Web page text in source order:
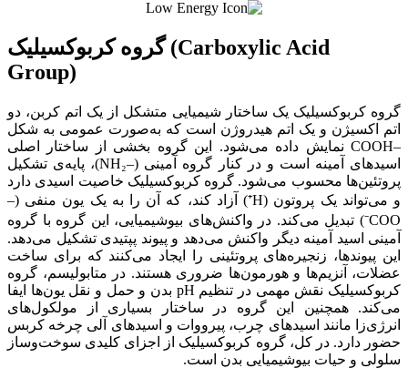
گروه کربوکسیلیک (Carboxylic Acid
Group)
گروه کربوکسیلیک یک ساختار شیمیایی متشکل از یک اتم کربن، دو
اتم اکسیژن و یک اتم هیدروژن است که به‌صورت عمومی به شکل
–COOH نمایش داده می‌شود. این گروه بخشی از ساختار اصلی
اسیدهای آمینه است و در کنار گروه آمینی (–NH₂)، پایه‌ی تشکیل
پروتئین‌ها محسوب می‌شود. گروه کربوکسیلیک خاصیت اسیدی دارد
و می‌تواند یک پروتون (H⁺) آزاد کند، که آن را به یک یون منفی (–
COO⁻) تبدیل می‌کند. در واکنش‌های بیوشیمیایی، این گروه با گروه
آمینی اسید آمینه دیگر واکنش می‌دهد و پیوند پپتیدی تشکیل می‌دهد.
این پیوندها، زنجیره‌های پروتئینی را ایجاد می‌کنند که برای ساخت
عضلات، آنزیم‌ها و هورمون‌ها ضروری هستند. در متابولیسم، گروه
کربوکسیلیک نقش مهمی در تنظیم pH بدن و حمل و نقل یون‌ها ایفا
می‌کند. همچنین این گروه در ساختار بسیاری از مولکول‌های
انرژی‌زا مانند اسیدهای چرب، پیرووات و اسیدهای آلی چرخه کربس
حضور دارد. در کل، گروه کربوکسیلیک از اجزای کلیدی سوخت‌وساز
سلولی و حیات بیوشیمیایی بدن است.